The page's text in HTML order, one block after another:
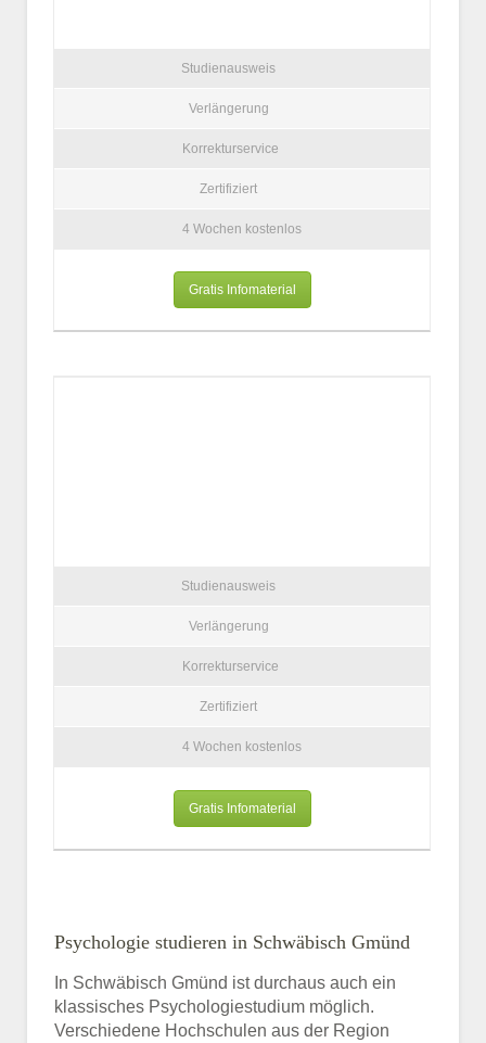
Studienausweis
Verlängerung
Korrekturservice
Zertifiziert
4 Wochen kostenlos
Gratis Infomaterial
Studienausweis
Verlängerung
Korrekturservice
Zertifiziert
4 Wochen kostenlos
Gratis Infomaterial
Psychologie studieren in Schwäbisch Gmünd
In Schwäbisch Gmünd ist durchaus auch ein
klassisches Psychologiestudium möglich.
Verschiedene Hochschulen aus der Region